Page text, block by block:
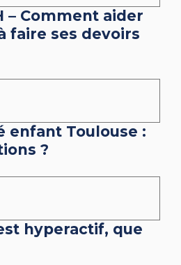
– Comment aider
faire ses devoirs
enfant Toulouse :
?
hyperactif, que